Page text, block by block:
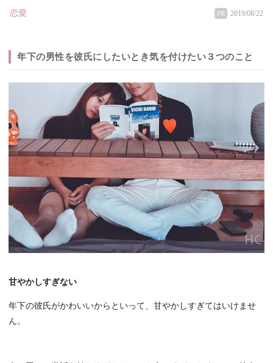
恋愛 PR 2019/08/22
年下の男性を彼氏にしたいとき気を付けたい３つのこと
甘やかしすぎない
年下の彼氏がかわいいからといって、甘やかしすぎてはいけませ
ん。